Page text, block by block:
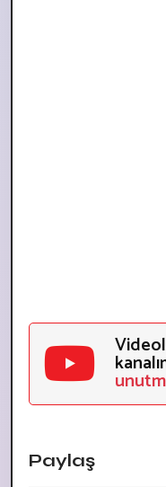
Paylaş